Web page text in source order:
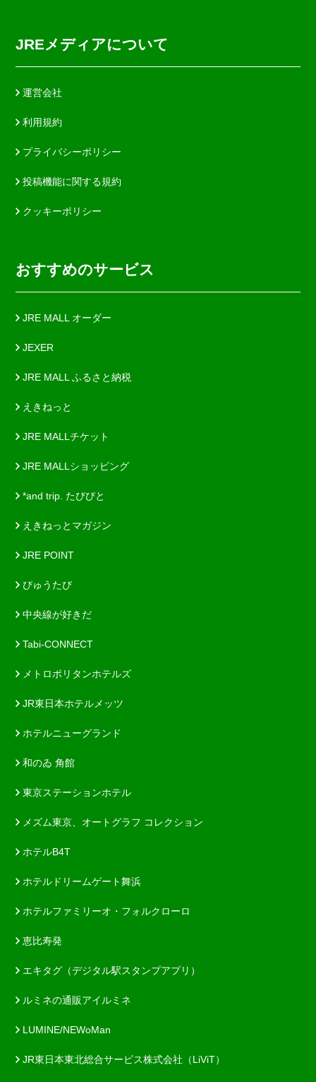
JREメディアについて
運営会社
利用規約
プライバシーポリシー
投稿機能に関する規約
クッキーポリシー
おすすめのサービス
JRE MALL オーダー
JEXER
JRE MALL ふるさと納税
えきねっと
JRE MALLチケット
JRE MALLショッピング
*and trip. たびびと
えきねっとマガジン
JRE POINT
びゅうたび
中央線が好きだ
Tabi-CONNECT
メトロポリタンホテルズ
JR東日本ホテルメッツ
ホテルニューグランド
和のゐ 角館
東京ステーションホテル
メズム東京、オートグラフ コレクション
ホテルB4T
ホテルドリームゲート舞浜
ホテルファミリーオ・フォルクローロ
恵比寿発
エキタグ（デジタル駅スタンプアプリ）
ルミネの通販アイルミネ
LUMINE/NEWoMan
JR東日本東北総合サービス株式会社（LiViT）